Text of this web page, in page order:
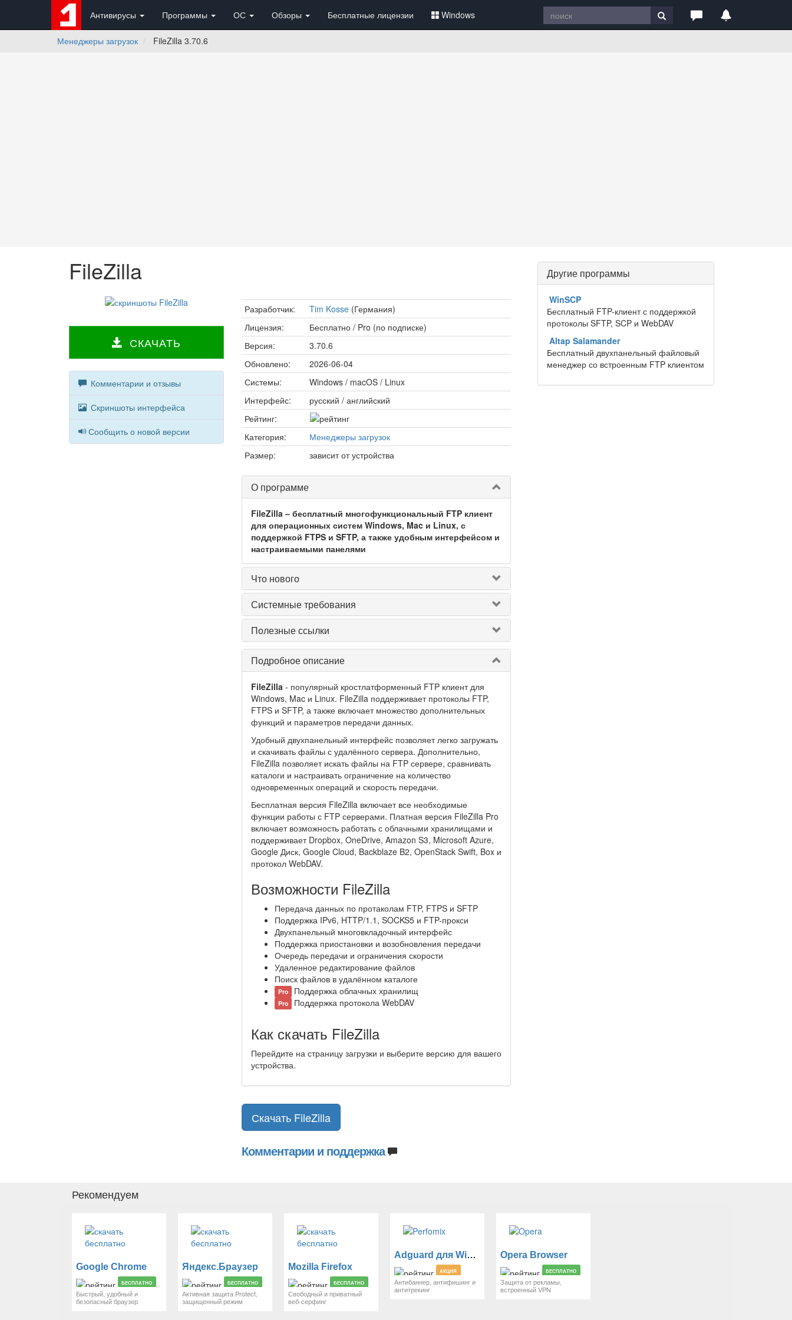
Антивирусы Программы ОС Обзоры Бесплатные лицензии Windows
Менеджеры загрузок FileZilla 3.70.6
FileZilla
СКАЧАТЬ
Комментарии и отзывы
Скриншоты интерфейса
Сообщить о новой версии
Разработчик: Tim Kosse(Германия)
Лицензия:
Бесплатно / Pro (по подписке)
Версия:
3.70.6
Обновлено:
2026-06-04
Системы:
Windows / macOS / Linux
Интерфейс:
русский / английский
Рейтинг:
Категория:
Менеджеры загрузок
Размер:
зависит от устройства
О программе
FileZilla – бесплатный многофункциональный FTP клиент
для операционных систем Windows, Mac и Linux, с
поддержкой FTPS и SFTP, а также удобным интерфейсом и
настраиваемыми панелями
Что нового
Системные требования
Полезные ссылки
Подробное описание
FileZilla - популярный кростлатформенный FTP клиент для
Windows, Mac и Linux. FileZilla поддерживает протоколы FTP,
FTPS и SFTP, а также включает множество дополнительных
функций и параметров передачи данных.
Удобный двухпанельный интерфейс позволяет легко загружать
и скачивать файлы с удалённого сервера. Дополнительно,
FileZilla позволяет искать файлы на FTP сервере, сравнивать
каталоги и настраивать ограничение на количество
одновременных операций и скорость передачи.
Бесплатная версия FileZilla включает все необходимые
функции работы с FTP серверами. Платная версия FileZilla Pro
включает возможность работать с облачными хранилищами и
поддерживает Dropbox, OneDrive, Amazon S3, Microsoft Azure,
Google Диск, Google Cloud, Backblaze B2, OpenStack Swift, Box и
протокол WebDAV.
Возможности FileZilla
Передача данных по протаколам FTP, FTPS и SFTP
Поддержка IPv6, HTTP/1.1, SOCKS5 и FTP-прокси
Двухпанельный многовкладочный интерфейс
Поддержка приостановки и возобновления передачи
Очередь передачи и ограничения скорости
Удаленное редактирование файлов
Поиск файлов в удалённом каталоге
Pro Поддержка облачных хранилищ
Pro Поддержка протокола WebDAV
Как скачать FileZilla
Перейдите на страницу загрузки и выберите версию для вашего
устройства.
Скачать FileZilla
Комментарии и поддержка
Другие программы
WinSCP
Бесплатный FTP-клиент с поддержкой
протоколы SFTP, SCP и WebDAV
Altap Salamander
Бесплатный двухпанельный файловый
менеджер со встроенным FTP клиентом
Рекомендуем
Google Chrome
БЕСПЛАТНО
Быстрый, удобный и
безопасный браузер
Яндекс.Браузер
БЕСПЛАТНО
Активная защита Protect,
защищенный режим
Mozilla Firefox
БЕСПЛАТНО
Свободный и приватный
веб-серфинг
Adguard для Windows
АКЦИЯ
Антибаннер, антифишинг и
антитрекинг
Opera Browser
БЕСПЛАТНО
Защита от рекламы,
встроенный VPN